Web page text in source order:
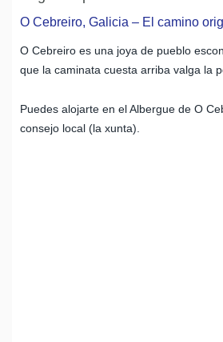
O Cebreiro, Galicia – El camino
O Cebreiro es una joya de pueblo
que la caminata cuesta arriba valga la
Puedes alojarte en el Albergue de O
consejo local (la xunta).